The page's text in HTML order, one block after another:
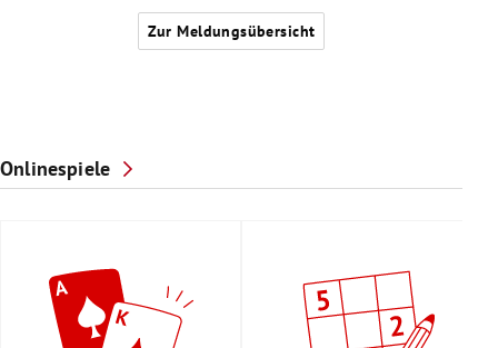
Zur Meldungsübersicht
Onlinespiele